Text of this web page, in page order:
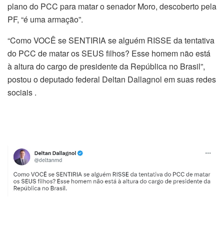
plano do PCC para matar o senador Moro, descoberto pela
PF, “é uma armação”.
“Como VOCÊ se SENTIRIA se alguém RISSE da tentativa
do PCC de matar os SEUS filhos? Esse homem não está
à altura do cargo de presidente da República no Brasil”,
postou o deputado federal Deltan Dallagnol em suas redes
sociais .